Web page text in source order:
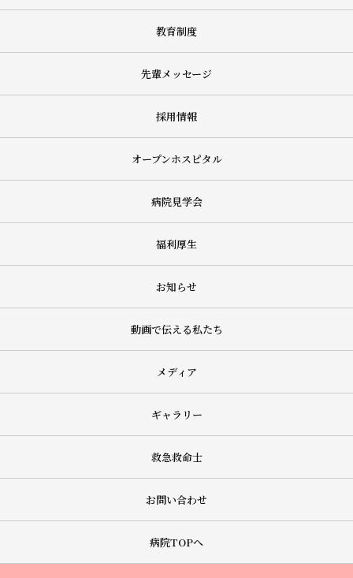
教育制度
先輩メッセージ
採用情報
オープンホスピタル
病院見学会
福利厚生
お知らせ
動画で伝える私たち
メディア
ギャラリー
救急救命士
お問い合わせ
病院TOPへ